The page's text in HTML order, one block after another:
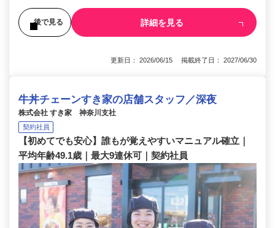
後で見る 詳細を見る
更新日： 2026/06/15 掲載終了日： 2027/06/30
牛丼チェーンすき家の店舗スタッフ／深夜
株式会社 すき家 神奈川支社
契約社員
【初めてでも安心】誰もが覚えやすいマニュアル確立｜
平均年齢49.1歳｜最大9連休可｜契約社員